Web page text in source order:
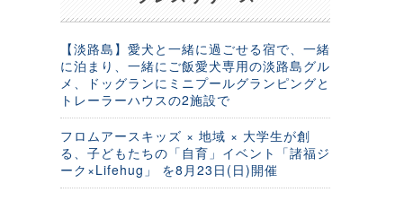
【淡路島】愛犬と一緒に過ごせる宿で、一緒
に泊まり、一緒にご飯愛犬専用の淡路島グル
メ、ドッグランにミニプールグランピングと
トレーラーハウスの2施設で
フロムアースキッズ × 地域 × 大学生が創
る、子どもたちの「自育」イベント「諸福ジ
ーク×Lifehug」 を8月23日(日)開催